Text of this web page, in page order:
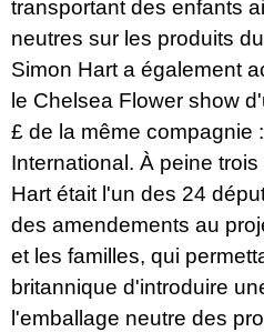
transportant des enfants
neutres sur les produits
Simon Hart a également
le Chelsea Flower show
£ de la même compagnie
International. À peine
Hart était l'un des 24
des amendements au
et les familles, qui
britannique d'introduire
l'emballage neutre des